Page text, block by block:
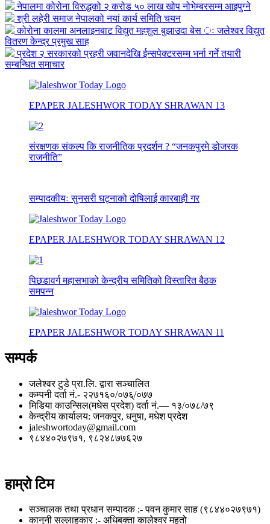
नेपालमा कोरोना विरुद्धको २ करोड ५० लाख खोप नोभेम्बरसम्म आइपुग्ने
श्री लहेरी समाज नेपालको नयां कार्य समिति चयन
कोरोना कालमा अनलाइनबाट विद्युत महशुल बुझाउदा बेस ः जलेश्वर विद्युत
वितरण केन्द्र प्रमुख साह
प्रदेश २ सरकारको प्रहरी जवानदेखि ईन्सपेक्टरसम्म भर्ना गर्ने तयारी
सम्बन्धित समाचार
EPAPER JALESHWOR TODAY SHRAWAN 13
संरक्षणक संकल्प कि राजनीतिक प्रदर्शन ? “जनकपुरमे डोजरक
राजनीति”
सम्पादकीयः सुनसरी घट्नाको दोषिलाई कारबाही गर
EPAPER JALESHWOR TODAY SHRAWAN 12
पिछडावर्ग महासभाको केन्द्रीय समितिको विस्तारित बैठक
समपन्न
EPAPER JALESHWOR TODAY SHRAWAN 11
सम्पर्क
जलेश्वर टुडे प्रा.लि. द्वारा सञ्चालित
कम्पनी दर्ता नं.- २२७१६०/०७६्/०७७
मिडिया काउन्सिल(मधेस प्रदेश) दर्ता नं.— १३/०७८/७९
केन्द्रीय कार्यालय: जनकपुर, धनुषा, मधेश प्रदेश
jaleshwortoday@gmail.com
९८४४०२७९७१, ९८२४८७७६२७
हाम्रो टिम
सञ्चालक तथा प्रधान सम्पादक :- पवन कुमार साह (९८४४०२७९७१)
कानुनी सल्लाहकार :- अधिबक्ता कालेश्वर महतो